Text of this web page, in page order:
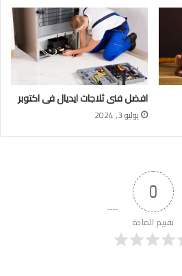
افضل فنى ثلاجات ايديال فى اكتوبر
يوليو 3, 2024
0
تقييم المادة